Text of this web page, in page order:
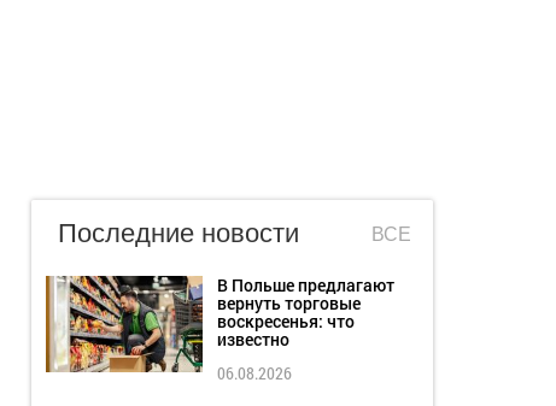
Последние новости ВСЕ
В Польше предлагают
вернуть торговые
воскресенья: что
известно
06.08.2026